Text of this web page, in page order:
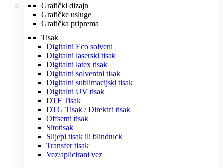
Grafički dizajn
Grafičke usluge
Grafička priprema
Tisak
Digitalni Eco solvent
Digitalni laserski tisak
Digitalni latex tisak
Digitalni solventni tisak
Digitalni sublimacijski tisak
Digitalni UV tisak
DTF Tisak
DTG Tisak / Direktni tisak
Offsetni tisak
Sitotisak
Slijepi tisak ili blindruck
Transfer tisak
Vez/aplicirani vez